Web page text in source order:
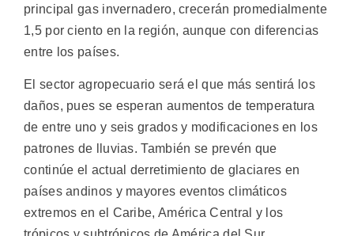
principal gas invernadero, crecerán promedialmente
1,5 por ciento en la región, aunque con diferencias
entre los países.
El sector agropecuario será el que más sentirá los
daños, pues se esperan aumentos de temperatura
de entre uno y seis grados y modificaciones en los
patrones de lluvias. También se prevén que
continúe el actual derretimiento de glaciares en
países andinos y mayores eventos climáticos
extremos en el Caribe, América Central y los